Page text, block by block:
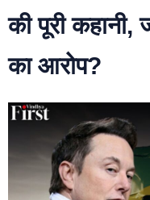
की पूरी कहानी,
का आरोप?